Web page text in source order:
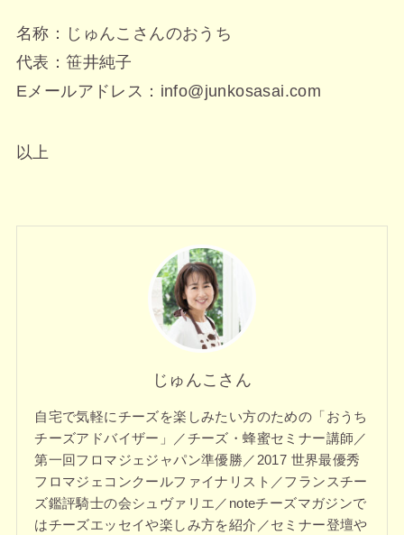
名称：じゅんこさんのおうち
代表：笹井純子
Eメールアドレス：info@junkosasai.com
以上
じゅんこさん
自宅で気軽にチーズを楽しみたい方のための「おうち
チーズアドバイザー」／チーズ・蜂蜜セミナー講師／
第一回フロマジェジャパン準優勝／2017 世界最優秀
フロマジェコンクールファイナリスト／フランスチー
ズ鑑評騎士の会シュヴァリエ／noteチーズマガジンで
はチーズエッセイや楽しみ方を紹介／セミナー登壇や